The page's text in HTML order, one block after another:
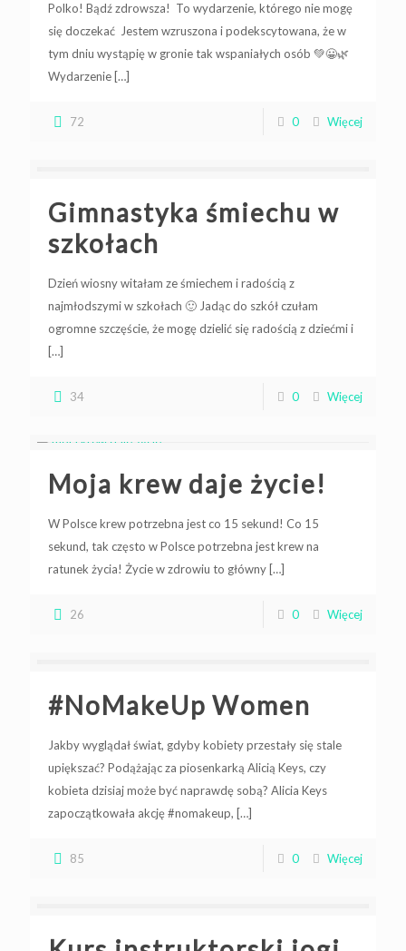
Polko! Bądź zdrowsza! To wydarzenie, którego nie mogę
się doczekać Jestem wzruszona i podekscytowana, że w
tym dniu wystąpię w gronie tak wspaniałych osób 💚😀🌿
Wydarzenie […]
72 0 Więcej
Gimnastyka śmiechu w
szkołach
Dzień wiosny witałam ze śmiechem i radością z
najmłodszymi w szkołach 🙂 Jadąc do szkół czułam
ogromne szczęście, że mogę dzielić się radością z dziećmi i
[…]
34 0 Więcej
Moja krew daje życie!
W Polsce krew potrzebna jest co 15 sekund! Co 15
sekund, tak często w Polsce potrzebna jest krew na
ratunek życia! Życie w zdrowiu to główny […]
26 0 Więcej
#NoMakeUp Women
Jakby wyglądał świat, gdyby kobiety przestały się stale
upiększać? Podążając za piosenkarką Alicią Keys, czy
kobieta dzisiaj może być naprawdę sobą? Alicia Keys
zapoczątkowała akcję #nomakeup, […]
85 0 Więcej